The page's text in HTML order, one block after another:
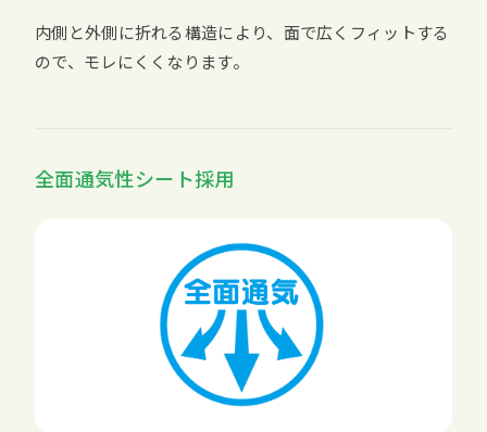
内側と外側に折れる構造により、面で広くフィットする
ので、モレにくくなります。
全面通気性シート採用